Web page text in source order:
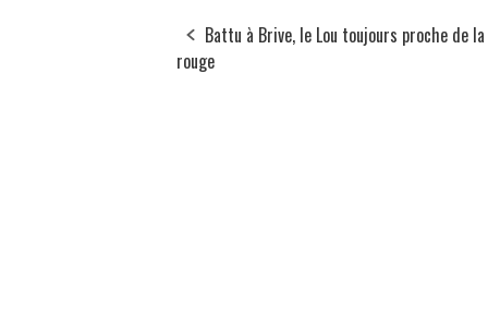
Battu à Brive, le Lou toujours proche de la
rouge